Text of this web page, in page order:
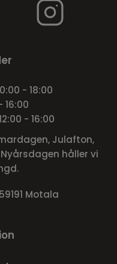
- 18:00
16:00
- 16:00
Julafton,
håller vi
Motala